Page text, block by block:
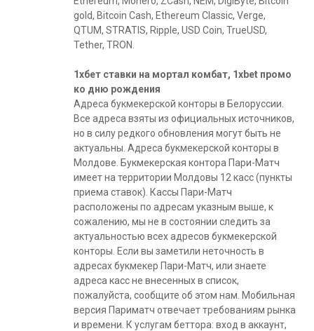
gold, Bitcoin Cash, Ethereum Classic, Verge,
QTUM, STRATIS, Ripple, USD Coin, TrueUSD,
Tether, TRON.
1хбет ставки на мортал комбат, 1xbet промо
ко дню рождения
Адреса букмекерской конторы в Белоруссии.
Все адреса взяты из официальных источников,
но в силу редкого обновления могут быть не
актуальны. Адреса букмекерской конторы в
Молдове. Букмекерская контора Пари-Матч
имеет на территории Молдовы 12 касс (пункты
приема ставок). Кассы Пари-Матч
расположены по адресам указным выше, к
сожалению, мы не в состоянии следить за
актуальностью всех адресов букмекерской
конторы. Если вы заметили неточность в
адресах букмекер Пари-Матч, или знаете
адреса касс не внесенных в список,
пожалуйста, сообщите об этом нам. Мобильная
версия Париматч отвечает требованиям рынка
и времени. К услугам беттора: вход в аккаунт,